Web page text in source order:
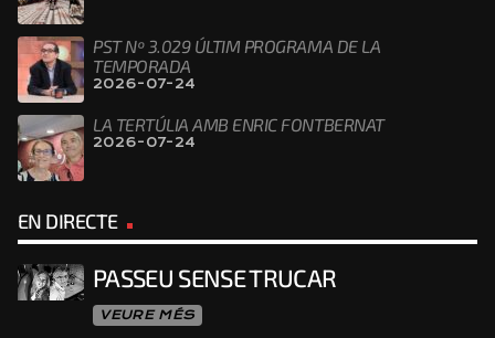
PST Nº 3.029 ÚLTIM PROGRAMA DE LA
TEMPORADA
2026-07-24
LA TERTÚLIA AMB ENRIC FONTBERNAT
2026-07-24
EN DIRECTE
PASSEU SENSE TRUCAR
VEURE MÉS